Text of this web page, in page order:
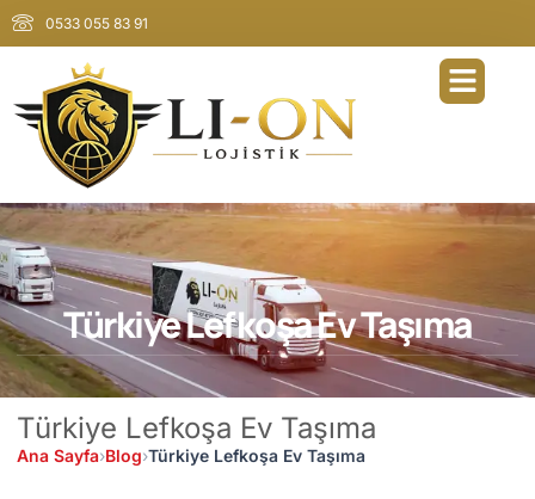
0533 055 83 91
Türkiye Lefkoşa Ev Taşıma
Türkiye Lefkoşa Ev Taşıma
Ana Sayfa›Blog›Türkiye Lefkoşa Ev Taşıma